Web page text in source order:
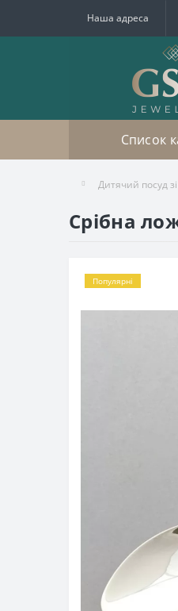
Наша адреса
Список
Дитячий посуд зі
Срібна
Популярні